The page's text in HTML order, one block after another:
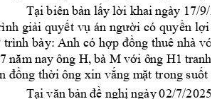
Tại biên bản lấy lời khai ngày 17/9/
giải quyết vụ n người có quyền lợi
trình bày: Anh có hợp đồng thuê nhà với
năm nay ông H, bà M với ông H1 tranh
đồng thời ông xin vắng mặt trong suốt
Tại văn bản đề nghị ngày 02/7/2025